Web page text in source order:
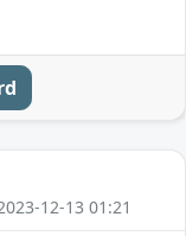
12-13 01:21